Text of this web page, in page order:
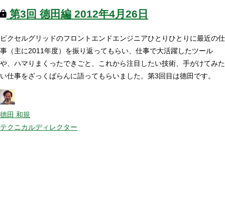
第3回 德田編 2012年4月26日
ピクセルグリッドのフロントエンドエンジニアひとりひとりに最近の仕
事（主に2011年度）を振り返ってもらい、仕事で大活躍したツール
や、ハマりまくったできごと、これから注目したい技術、手がけてみた
い仕事をざっくばらんに語ってもらいました。第3回目は德田です。
德田 和規
テクニカルディレクター